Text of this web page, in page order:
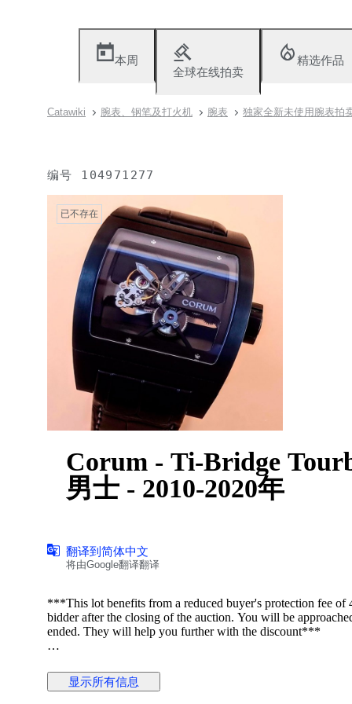
本周
全球在线拍卖
精选作品
Catawiki 腕表、钢笔及打火机 腕表 独家全新未使用腕表拍
编号 104971277
已不存在
Corum - Ti-Bridge
男士 - 2010-2020年
翻译到简体中文
将由Google翻译翻译
***This lot benefits from a reduced buyer's protection fee
bidder after the closing of the auction. You will be
ended. They will help you further with the discount***
显示所有信息